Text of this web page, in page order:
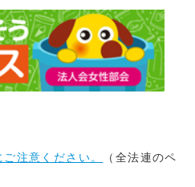
注意ください。
（全法連のペ